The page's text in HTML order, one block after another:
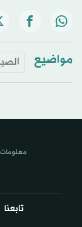
مواضيع
تابعنا
معلومات